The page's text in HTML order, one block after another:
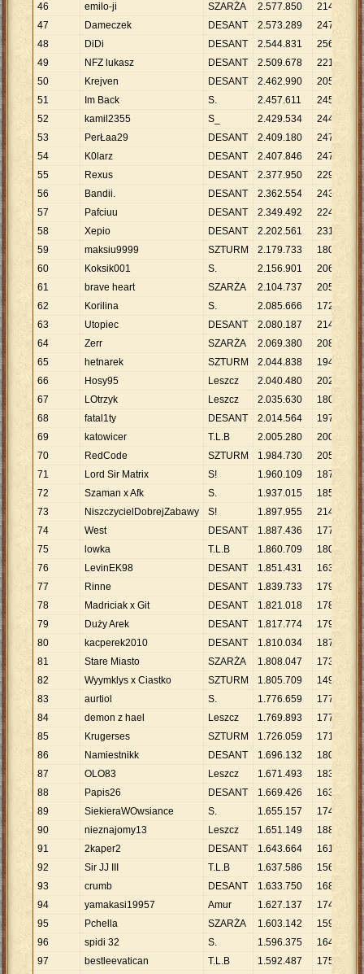
46
emilo-ji SZARŻA 2.577.850 214
47
Dameczek DESANT 2.573.289 247
48
DiDi DESANT 2.544.831 256
.
49
NFZ lukasz DESANT 2.509.678 221
50
Krejven DESANT 2.462.990 205
51
Im Back S. 2.457.611 245
52
kamil2355 S_ 2.429.534 244 9 .
53
PerŁaa29 DESANT 2.409.180 247 9.
54
K0larz DESANT 2.407.846 247
.
55
Rexus DESANT 2.377.950 229
56
Bandii. DESANT 2.362.554 243 9
57
Pafciuu DESANT 2.349.492 224
58
Xepio DESANT 2.202.561 231 9.
59
maksiu9999 SZTURM 2.179.733 180
60
Koksik001 S. 2.156.901 206
61
brave heart SZARŻA 2.104.737 205
62
Korilina S. 2.085.666 172
63
Utopiec DESANT 2.080.187 214
.
64
Zerr SZARŻA 2.069.380 208 9.
65
hetnarek SZTURM 2.044.838 194
66
Hosy95 Leszcz 2.040.480 202
67
LOtrzyk Leszcz 2.035.630 180
68
fatal1ty DESANT 2.014.564 197
69
katowicer T.L.B 2.005.280 200
70
RedCode SZTURM 1.984.730 205
71
Lord Sir Matrix S! 1.960.109 187
72
Szaman x Afk S. 1.937.015 185
73
NiszczycielDobrejZabawy S! 1.897.955 214
.
74
West DESANT 1.887.436 177
75
lowka T.L.B 1.860.709 180
76
LevinEK98 DESANT 1.851.431 163
77
Rinne DESANT 1.839.733 179
78
Madriciak x Git DESANT 1.821.018 178
79
Duży Arek DESANT 1.817.774 179
80
kacperek2010 DESANT 1.810.034 187 9.
81
Stare Miasto SZARŻA 1.808.047 173
82
Wyymklys x Ciastko SZTURM 1.805.709 149
83
aurtiol S. 1.776.659 177
84
demon z hael Leszcz 1.769.893 177
85
Krugerses SZTURM 1.726.059 171
86
Namiestnikk DESANT 1.696.132 180 9.
87
OLO83 Leszcz 1.671.493 183
.
88
Papis26 DESANT 1.669.426 163
89
SiekieraWOwsiance S. 1.655.157 174 9.
90
nieznajomy13 Leszcz 1.651.149 188
.
91
2kaper2 DESANT 1.643.664 161
92
Sir JJ III T.L.B 1.637.586 156
93
crumb DESANT 1.633.750 168
.
94
yamakasi19957 Amur 1.627.137 174 9.
95
Pchella SZARŻA 1.603.142 159
96
spidi 32 S. 1.596.375 164
.
97
bestleevatican T.L.B 1.592.487 175 9.